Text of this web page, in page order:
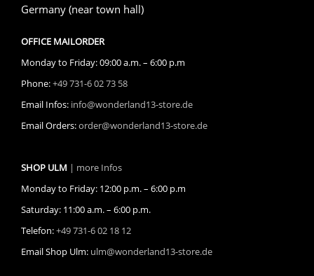
Germany (near town hall)
OFFICE MAILORDER
Monday to Friday: 09:00 a.m. – 6:00 p.m
Phone:+49 731-6 02 73 58
Email Infos: info@wonderland13-store.de
Email Orders:order@wonderland13-store.de
SHOP ULM | more Infos
Monday to Friday: 12:00 p.m. – 6:00 p.m
Saturday: 11:00 a.m. – 6:00 p.m.
Telefon:+49 731-6 02 18 12
Email Shop Ulm: ulm@wonderland13-store.de